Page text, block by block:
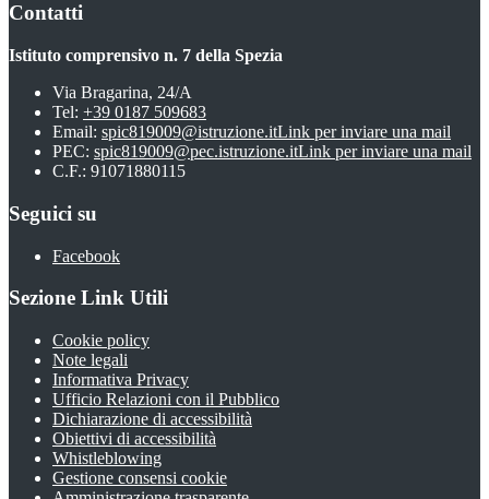
Contatti
Istituto comprensivo n. 7 della Spezia
Via Bragarina, 24/A
Tel: +39 0187 509683
Email: spic819009@istruzione.itLink per inviare una mail
PEC: spic819009@pec.istruzione.itLink per inviare una mail
C.F.: 91071880115
Seguici su
Facebook
Sezione Link Utili
Cookie policy
Note legali
Informativa Privacy
Ufficio Relazioni con il Pubblico
Dichiarazione di accessibilità
Obiettivi di accessibilità
Whistleblowing
Gestione consensi cookie